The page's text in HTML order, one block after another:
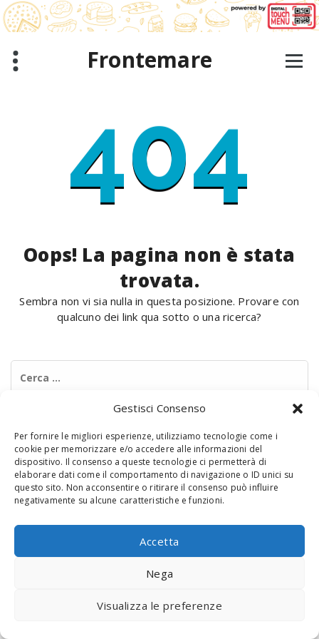
Gestisci Consenso
Per fornire le migliori esperienze, utilizziamo tecnologie come i
cookie per memorizzare e/o accedere alle informazioni del
dispositivo. Il consenso a queste tecnologie ci permetterà di
elaborare dati come il comportamento di navigazione o ID unici su
questo sito. Non acconsentire o ritirare il consenso può influire
negativamente su alcune caratteristiche e funzioni.
Accetta
Nega
Visualizza le preferenze
Salta
al
contenuto
Frontemare
404
Oops! La pagina non è stata
trovata.
Sembra non vi sia nulla in questa posizione. Provare con
qualcuno dei link qua sotto o una ricerca?
© 2020 Digital Touch Menu. Menu realizzato da